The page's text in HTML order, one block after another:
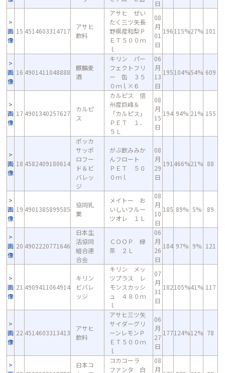
日
画
像
15 4514603314717
アサヒ
飲料
アサヒ ぜい
たく三ツ矢長
野県産和梨Ｐ
ＥＴ５００ｍ
ｌ
08
月
01
日
196115%27% 101
画
像
16 4901411048888
麒麟麦
酒
キリン パー
フェクトフリ
ー 缶 ３５
０ｍｌ×６
06
月
13
日
195104%54% 609
画
像
17 4901340257627
カルピ
ス
カルピス 信
州産巨峰＆
「カルピス」
ＰＥＴ １．
５Ｌ
08
月
15
日
194 94% 21% 155
画
像
18 4582409180614
ポッカ
サッポ
ロフー
ド＆ビ
バレッ
ジ
がぶ飲みみか
んフロート
ＰＥＴ ５０
０ｍｌ
08
月
29
日
191 466%21% 88
画
像
19 4901385899585
協同乳
業
メイトー お
いしいフルー
ツオレ １Ｌ
08
月
10
日
185 89% 5% 89
画
像
20 4902220771646
日本生
活協同
組合連
合会
ＣＯＯＰ 緑
茶 ２Ｌ
06
月
26
日
184 97% 9% 121
画
像
21 4909411064914
キリン
ビバレ
ッジ
キリン メッ
ツプラス レ
モンスカッシ
ュ ４８０ｍ
ｌ
07
月
31
日
182105%41% 117
画
像
22 4514603313413
アサヒ
飲料
アサヒ三ツ矢
サイダーグリ
ーンレモンＰ
ＥＴ５００ｍ
ｌ
06
月
27
日
177124%12% 78
日本コ
コカコーラ
ファンタ 白
08
月